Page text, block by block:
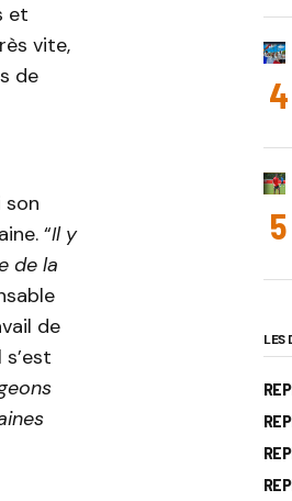
et
vite,
de
son
“Il y
de la
de
LES